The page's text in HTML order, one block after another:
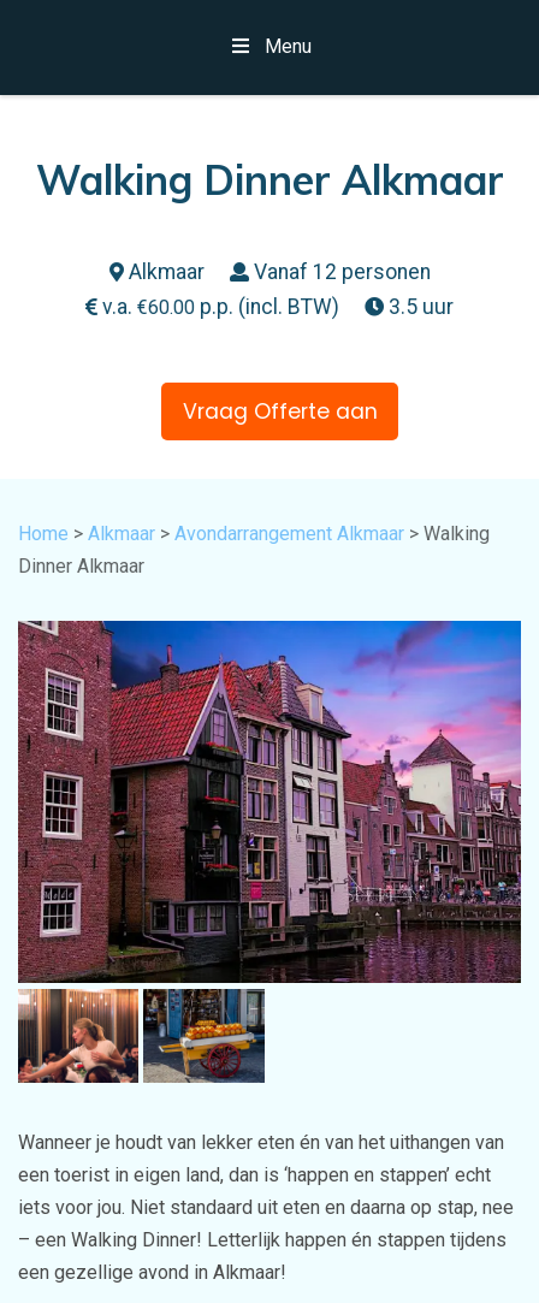
Menu
Walking Dinner Alkmaar
Alkmaar
Vanaf 12 personen
v.a.€60.00 p.p. (incl. BTW) 3.5 uur
Vraag Offerte aan
Home > Alkmaar > Avondarrangement Alkmaar > Walking
Dinner Alkmaar
Wanneer je houdt van lekker eten én van het uithangen van
een toerist in eigen land, dan is ‘happen en stappen’ echt
iets voor jou. Niet standaard uit eten en daarna op stap, nee
– een Walking Dinner! Letterlijk happen én stappen tijdens
een gezellige avond in Alkmaar!